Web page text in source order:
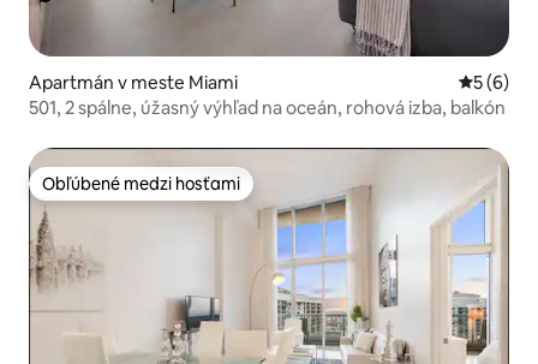
Apartmán v meste Miami
5 (6)
501, 2 spálne, úžasný výhľad na oceán, rohová izba, balkón
Obľúbené medzi hosťami
Obľúbené medzi hosťami